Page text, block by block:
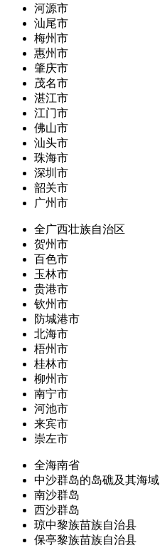
河源市
汕尾市
梅州市
惠州市
肇庆市
茂名市
湛江市
江门市
佛山市
汕头市
珠海市
深圳市
韶关市
广州市
全广西壮族自治区
贺州市
百色市
玉林市
贵港市
钦州市
防城港市
北海市
梧州市
桂林市
柳州市
南宁市
河池市
来宾市
崇左市
全海南省
中沙群岛的岛礁及其海域
南沙群岛
西沙群岛
琼中黎族苗族自治县
保亭黎族苗族自治县